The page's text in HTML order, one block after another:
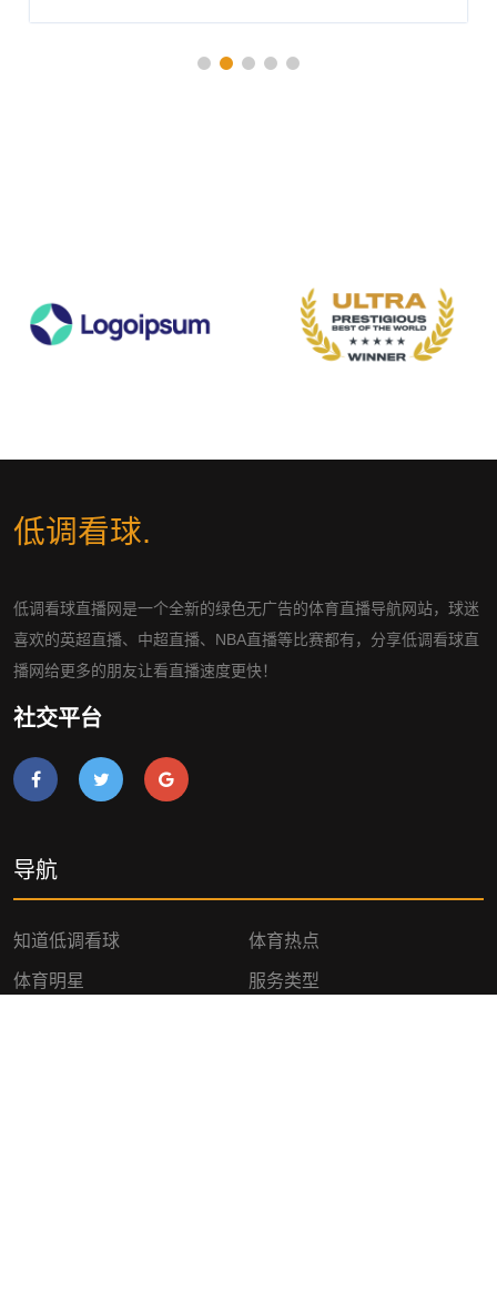
低调看球.
低调看球直播网是一个全新的绿色无广告的体育直播导航网站，球迷
喜欢的英超直播、中超直播、NBA直播等比赛都有，分享低调看球直
播网给更多的朋友让看直播速度更快！
社交平台
导航
知道低调看球 体育热点
体育明星 服务类型